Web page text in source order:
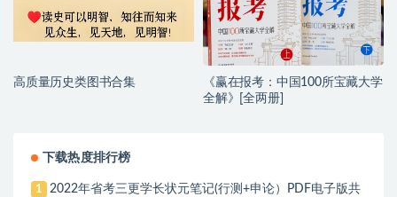
高质量历史类图书合集
《赢在报考：中国100所宝藏大学
全解》[全两册]
下载热度排行榜
1
2022年省考三更学长状元笔记(行测+申论）PDF电子版共